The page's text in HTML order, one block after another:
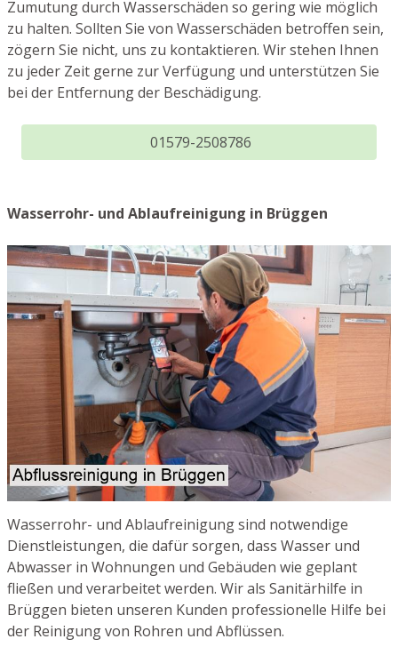
Zumutung durch Wasserschäden so gering wie möglich
zu halten. Sollten Sie von Wasserschäden betroffen sein,
zögern Sie nicht, uns zu kontaktieren. Wir stehen Ihnen
zu jeder Zeit gerne zur Verfügung und unterstützen Sie
bei der Entfernung der Beschädigung.
01579-2508786
Wasserrohr- und Ablaufreinigung in Brüggen
Wasserrohr- und Ablaufreinigung sind notwendige
Dienstleistungen, die dafür sorgen, dass Wasser und
Abwasser in Wohnungen und Gebäuden wie geplant
fließen und verarbeitet werden. Wir als Sanitärhilfe in
Brüggen bieten unseren Kunden professionelle Hilfe bei
der Reinigung von Rohren und Abflüssen.